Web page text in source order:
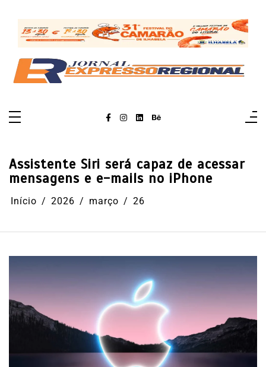
conteúdo
Assistente Siri será capaz de acessar
mensagens e e-mails no iPhone
Início 2026 março 26